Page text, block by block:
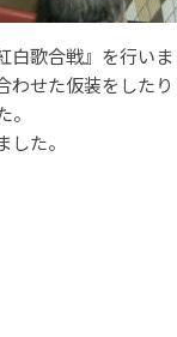
歌合戦』を行いま
せた仮装をしたり
た。